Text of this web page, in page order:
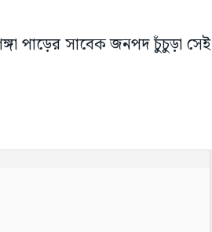
পাড়ের সাবেক জনপদ চুঁচুড়া সেই